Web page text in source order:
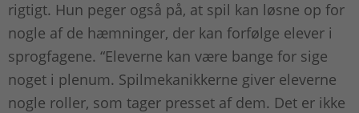
rigtigt. Hun peger også på, at spil kan løsne op for
nogle af de hæmninger, der kan forfølge elever i
sprogfagene. “Eleverne kan være bange for sige
noget i plenum. Spilmekanikkerne giver eleverne
nogle roller, som tager presset af dem. Det er ikke